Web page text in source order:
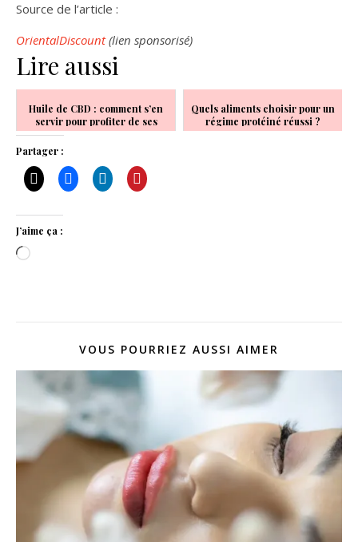
Source de l’article :
OrientalDiscount(lien sponsorisé)
Lire aussi
Huile de CBD : comment s’en
servir pour profiter de ses
bienfaits
Quels aliments choisir pour un
régime protéiné réussi ?
Partager :
J’aime ça :
Chargement…
VOUS POURRIEZ AUSSI AIMER